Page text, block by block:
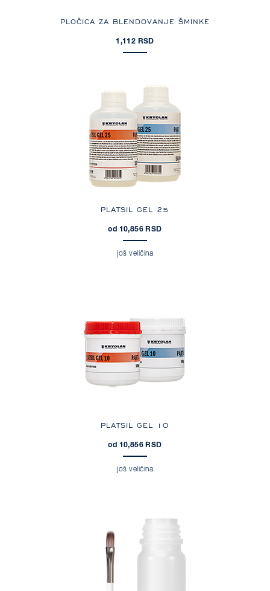
PLOČICA ZA BLENDOVANJE ŠMINKE
1,112 RSD
PLATSIL GEL 25
od 10,856 RSD
još veličina
PLATSIL GEL 10
od 10,856 RSD
još veličina